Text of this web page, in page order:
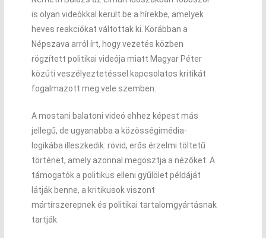
is olyan videókkal került be a hírekbe, amelyek
heves reakciókat váltottak ki. Korábban a
Népszava arról írt, hogy vezetés közben
rögzített politikai videója miatt Magyar Péter
közúti veszélyeztetéssel kapcsolatos kritikát
fogalmazott meg vele szemben.
A mostani balatoni videó ehhez képest más
jellegű, de ugyanabba a közösségimédia-
logikába illeszkedik: rövid, erős érzelmi töltetű
történet, amely azonnal megosztja a nézőket. A
támogatók a politikus elleni gyűlölet példáját
látják benne, a kritikusok viszont
mártírszerepnek és politikai tartalomgyártásnak
tartják.